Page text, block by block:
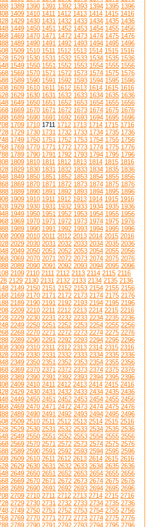
1389 1390 1391 1392 1393 1394 1395 1396
1409 1410 1411 1412 1413 1414 1415 1416
1429 1430 1431 1432 1433 1434 1435 1436
1449 1450 1451 1452 1453 1454 1455 1456
1469 1470 1471 1472 1473 1474 1475 1476
1489 1490 1491 1492 1493 1494 1495 1496
1509 1510 1511 1512 1513 1514 1515 1516
1529 1530 1531 1532 1533 1534 1535 1536
1549 1550 1551 1552 1553 1554 1555 1556
1569 1570 1571 1572 1573 1574 1575 1576
1589 1590 1591 1592 1593 1594 1595 1596
1609 1610 1611 1612 1613 1614 1615 1616
1629 1630 1631 1632 1633 1634 1635 1636
1649 1650 1651 1652 1653 1654 1655 1656
1669 1670 1671 1672 1673 1674 1675 1676
1689 1690 1691 1692 1693 1694 1695 1696
1709 1710 1711 1712 1713 1714 1715 1716
1729 1730 1731 1732 1733 1734 1735 1736
1749 1750 1751 1752 1753 1754 1755 1756
1769 1770 1771 1772 1773 1774 1775 1776
1789 1790 1791 1792 1793 1794 1795 1796
1809 1810 1811 1812 1813 1814 1815 1816
1829 1830 1831 1832 1833 1834 1835 1836
1849 1850 1851 1852 1853 1854 1855 1856
1869 1870 1871 1872 1873 1874 1875 1876
1889 1890 1891 1892 1893 1894 1895 1896
1909 1910 1911 1912 1913 1914 1915 1916
1929 1930 1931 1932 1933 1934 1935 1936
1949 1950 1951 1952 1953 1954 1955 1956
1969 1970 1971 1972 1973 1974 1975 1976
1989 1990 1991 1992 1993 1994 1995 1996
2009 2010 2011 2012 2013 2014 2015 2016
2029 2030 2031 2032 2033 2034 2035 2036
2049 2050 2051 2052 2053 2054 2055 2056
2069 2070 2071 2072 2073 2074 2075 2076
2089 2090 2091 2092 2093 2094 2095 2096
2109 2110 2111 2112 2113 2114 2115 2116
2129 2130 2131 2132 2133 2134 2135 2136
2149 2150 2151 2152 2153 2154 2155 2156
2169 2170 2171 2172 2173 2174 2175 2176
2189 2190 2191 2192 2193 2194 2195 2196
2209 2210 2211 2212 2213 2214 2215 2216
2229 2230 2231 2232 2233 2234 2235 2236
2249 2250 2251 2252 2253 2254 2255 2256
2269 2270 2271 2272 2273 2274 2275 2276
2289 2290 2291 2292 2293 2294 2295 2296
2309 2310 2311 2312 2313 2314 2315 2316
2329 2330 2331 2332 2333 2334 2335 2336
2349 2350 2351 2352 2353 2354 2355 2356
2369 2370 2371 2372 2373 2374 2375 2376
2389 2390 2391 2392 2393 2394 2395 2396
2409 2410 2411 2412 2413 2414 2415 2416
2429 2430 2431 2432 2433 2434 2435 2436
2449 2450 2451 2452 2453 2454 2455 2456
2469 2470 2471 2472 2473 2474 2475 2476
2489 2490 2491 2492 2493 2494 2495 2496
2509 2510 2511 2512 2513 2514 2515 2516
2529 2530 2531 2532 2533 2534 2535 2536
2549 2550 2551 2552 2553 2554 2555 2556
2569 2570 2571 2572 2573 2574 2575 2576
2589 2590 2591 2592 2593 2594 2595 2596
2609 2610 2611 2612 2613 2614 2615 2616
2629 2630 2631 2632 2633 2634 2635 2636
2649 2650 2651 2652 2653 2654 2655 2656
2669 2670 2671 2672 2673 2674 2675 2676
2689 2690 2691 2692 2693 2694 2695 2696
2709 2710 2711 2712 2713 2714 2715 2716
2729 2730 2731 2732 2733 2734 2735 2736
2749 2750 2751 2752 2753 2754 2755 2756
2769 2770 2771 2772 2773 2774 2775 2776
2789 2790 2791 2792 2793 2794 2795 2796